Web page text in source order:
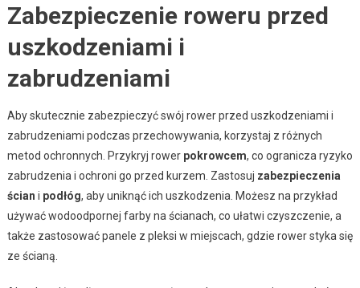
Zabezpieczenie roweru przed
uszkodzeniami i
zabrudzeniami
Aby skutecznie zabezpieczyć swój rower przed uszkodzeniami i
zabrudzeniami podczas przechowywania, korzystaj z różnych
metod ochronnych. Przykryj rower pokrowcem, co ogranicza ryzyko
zabrudzenia i ochroni go przed kurzem. Zastosuj zabezpieczenia
ścian i podłóg, aby uniknąć ich uszkodzenia. Możesz na przykład
używać wodoodpornej farby na ścianach, co ułatwi czyszczenie, a
także zastosować panele z pleksi w miejscach, gdzie rower styka się
ze ścianą.